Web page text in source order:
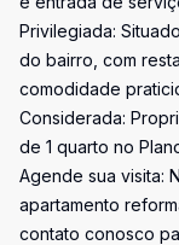
Privilegiada:
do bairro, com
comodidade
Considerada:
de 1 quarto no
Agende sua visita:
apartamento
contato conosco